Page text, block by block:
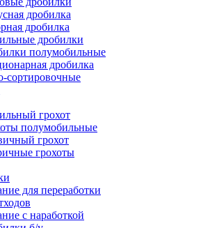
дробилка
дробилка
дробилки
полумобильные
дробилка
сортировочные
грохот
полумобильные
грохот
грохоты
для переработки
с наработкой